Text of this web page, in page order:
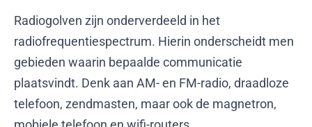
Radiogolven zijn onderverdeeld in het
radiofrequentiespectrum. Hierin onderscheidt men
gebieden waarin bepaalde communicatie
plaatsvindt. Denk aan AM- en FM-radio, draadloze
telefoon, zendmasten, maar ook de magnetron,